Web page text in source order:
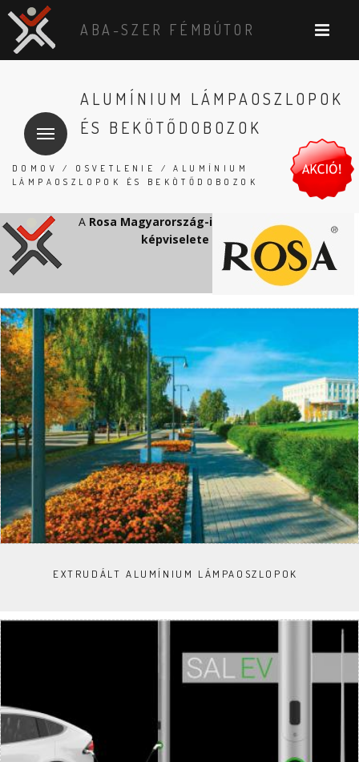
ABA-SZER FÉMBÚTOR
ALUMÍNIUM LÁMPAOSZLOPOK
ÉS BEKÖTŐDOBOZOK
DOMOV / OSVETLENIE
/ ALUMÍNIUM
LÁMPAOSZLOPOK ÉS BEKÖTŐDOBOZOK
A Rosa Magyarország-i
képviselete
EXTRUDÁLT ALUMÍNIUM LÁMPAOSZLOPOK